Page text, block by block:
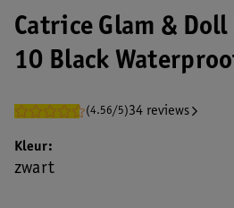
Catrice Glam & Doll
10 Black
(4.56/5)34 reviews
Kleur
zwart